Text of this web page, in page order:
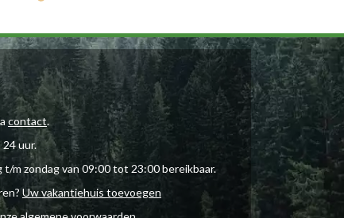
contact.
uur.
t/m zondag van 09:00 tot 23:00 bereikbaar.
Uw vakantiehuis toevoegen